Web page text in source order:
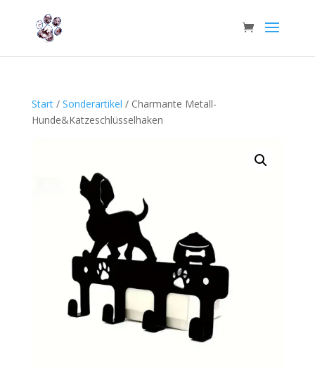
Start/ Sonderartikel / Charmante Metall-
Hunde&Katzeschlüsselhaken